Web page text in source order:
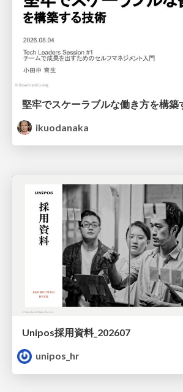
堅牢でスケーラブルな働き方を構築
ikuodanaka
Unipos採用資料_202607
unipos_hr